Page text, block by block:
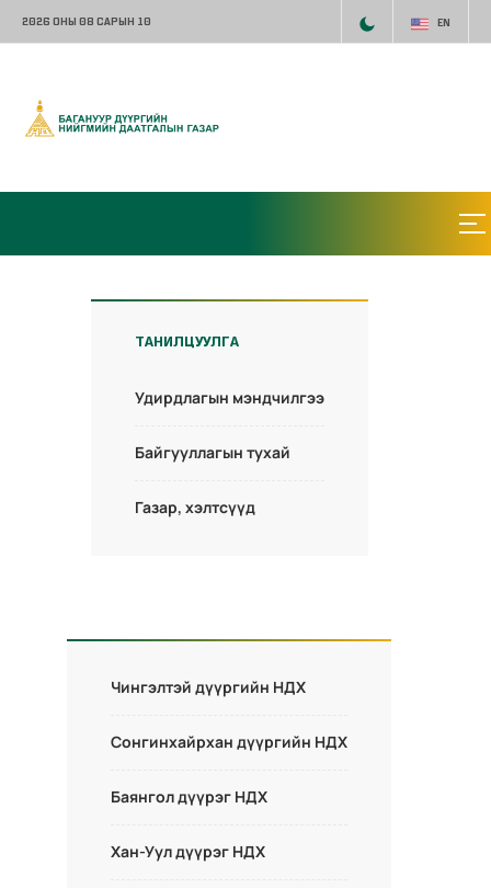
2026 ОНЫ 08 САРЫН 10 EN
ТАНИЛЦУУЛГА
Удирдлагын мэндчилгээ
Байгууллагын тухай
Газар, хэлтсүүд
Чингэлтэй дүүргийн НДХ
Сонгинхайрхан дүүргийн НДХ
Баянгол дүүрэг НДХ
Хан-Уул дүүрэг НДХ